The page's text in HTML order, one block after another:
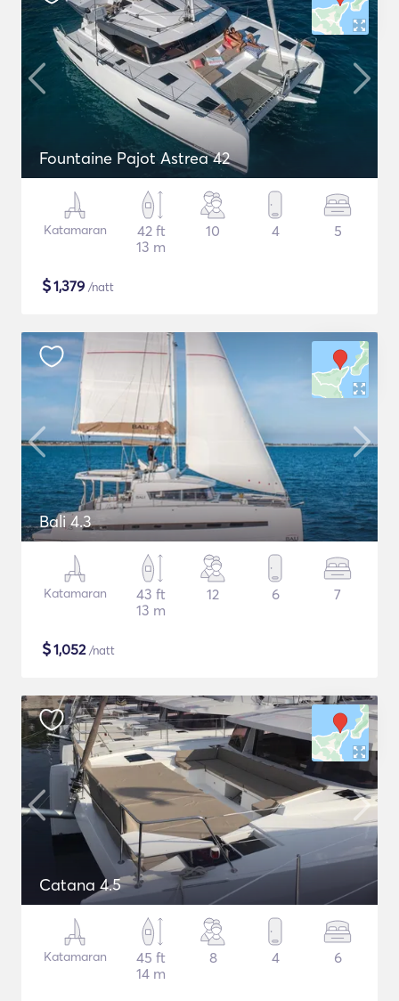
Fountaine Pajot Astrea 42
Katamaran
42 ft
13 m
10 4 5
$1,379 /natt
Bali 4.3
Katamaran
43 ft
13 m
12 6 7
$1,052/natt
Catana 4.5
Katamaran
45 ft
14 m
8 4 6